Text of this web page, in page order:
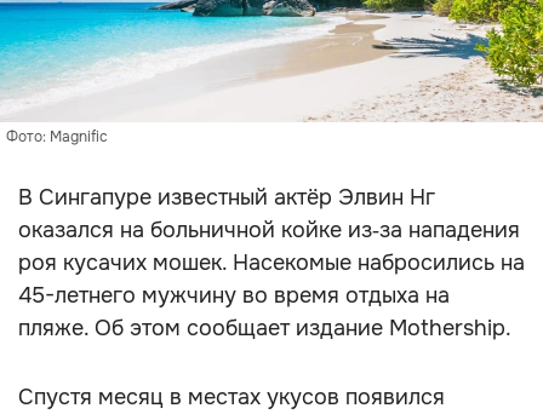
Фото: Magnific
В Сингапуре известный актёр Элвин Нг
оказался на больничной койке из‑за нападения
роя кусачих мошек. Насекомые набросились на
45-летнего мужчину во время отдыха на
пляже. Об этом сообщает издание Mothership.
Спустя месяц в местах укусов появился